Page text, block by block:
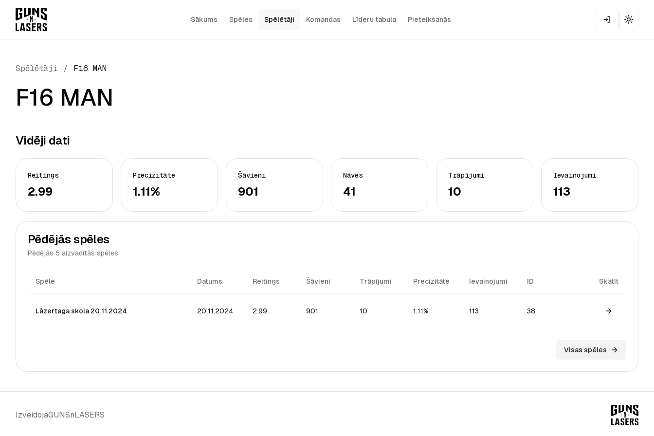
Sākums Spēles Spēlētāji Komandas Līderu tabula Pieteikšanās
Toggle
Spēlētāji / F16 MAN
F16 MAN
Vidēji dati
Reitings
2.99
Precizitāte
1.11%
Šāvieni
901
Nāves
41
Trāpījumi
10
Ievainojumi
113
Pēdējās spēles
Pēdējās 5 aizvadītās spēles
Spēle Datums Reitings Šāvieni Trāpījumi Precizitāte Ievainojumi ID Skatīt
Lāzertaga skola 20.11.2024 20.11.2024 2.99 901 10 1.11% 113 38
View game
Visas spēles
IzveidojaGUNSnLASERS